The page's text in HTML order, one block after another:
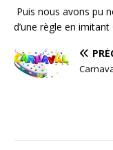
o
o
Puis nous avons pu
d’une règle en imitant